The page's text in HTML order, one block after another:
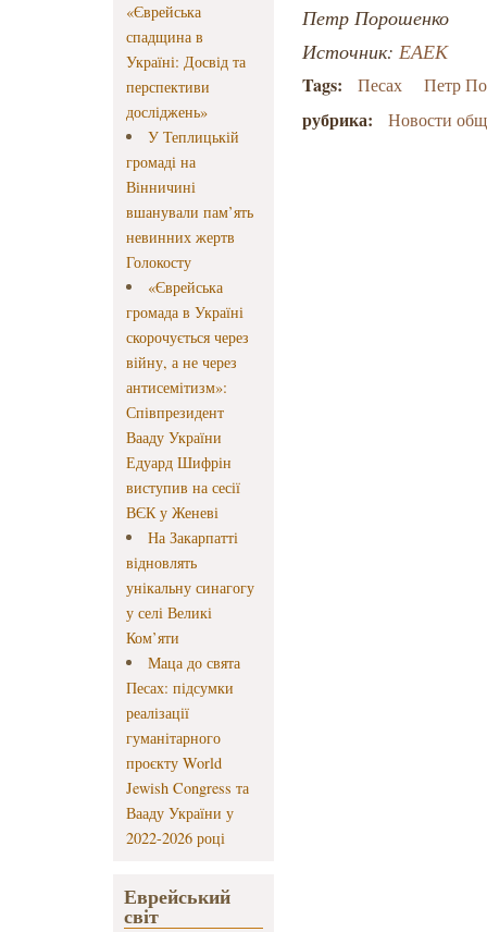
«Єврейська
спадщина в
Україні: Досвід та
перспективи
досліджень»
У Теплицькій
громаді на
Вінничині
вшанували пам’ять
невинних жертв
Голокосту
«Єврейська
громада в Україні
скорочується через
війну, а не через
антисемітизм»:
Співпрезидент
Вааду України
Едуард Шифрін
виступив на сесії
ВЄК у Женеві
На Закарпатті
відновлять
унікальну синагогу
у селі Великі
Ком’яти
Маца до свята
Песах: підсумки
реалізації
гуманітарного
проєкту World
Jewish Congress та
Вааду України у
2022-2026 році
Еврейський
світ
Петр Порошенко
Источник: ЕАЕК
Tags: Песах Петр
рубрика: Новости